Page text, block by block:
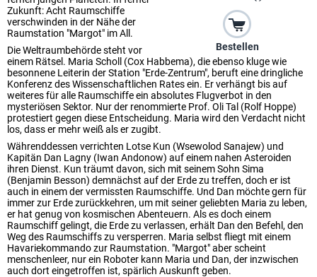
Bestellen
Zukunft: Acht Raumschiffe
verschwinden in der Nähe der
Raumstation "Margot" im All.
Die Weltraumbehörde steht vor
einem Rätsel. Maria Scholl (Cox Habbema), die ebenso kluge wie
besonnene Leiterin der Station "Erde-Zentrum", beruft eine dringliche
Konferenz des Wissenschaftlichen Rates ein. Er verhängt bis auf
weiteres für alle Raumschiffe ein absolutes Flugverbot in den
mysteriösen Sektor. Nur der renommierte Prof. Oli Tal (Rolf Hoppe)
protestiert gegen diese Entscheidung. Maria wird den Verdacht nicht
los, dass er mehr weiß als er zugibt.
Währenddessen verrichten Lotse Kun (Wsewolod Sanajew) und
Kapitän Dan Lagny (Iwan Andonow) auf einem nahen Asteroiden
ihren Dienst. Kun träumt davon, sich mit seinem Sohn Sima
(Benjamin Besson) demnächst auf der Erde zu treffen, doch er ist
auch in einem der vermissten Raumschiffe. Und Dan möchte gern für
immer zur Erde zurückkehren, um mit seiner geliebten Maria zu leben,
er hat genug von kosmischen Abenteuern. Als es doch einem
Raumschiff gelingt, die Erde zu verlassen, erhält Dan den Befehl, den
Weg des Raumschiffs zu versperren. Maria selbst fliegt mit einem
Havariekommando zur Raumstation. "Margot" aber scheint
menschenleer, nur ein Roboter kann Maria und Dan, der inzwischen
auch dort eingetroffen ist, spärlich Auskunft geben.